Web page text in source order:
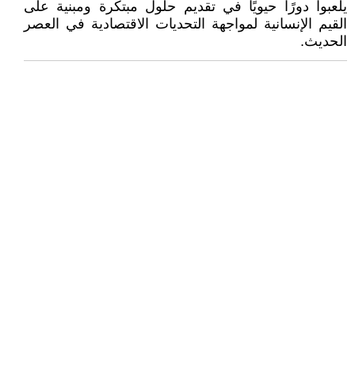
يلعبوا دورًا حيويًا في تقديم حلول مبتكرة ومبنية على
القيم الإنسانية لمواجهة التحديات الاقتصادية في العصر
الحديث.